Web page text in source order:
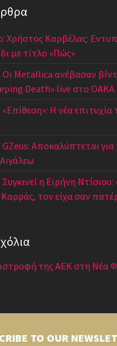
Χρήστος Καρβέλας:
με τίτλο «Πώς»
Metallica ανέβασαν
Death» live στο ΟΑΚΑ
Η νέα επιτυχία
Αποκαλύπτεται
η Ειρήνη Ντίσιου:
τον είχα σαν
της ΑΕΚ στη Νέα
TO OUR